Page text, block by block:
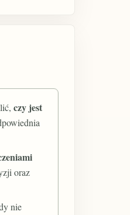
czy jest
oraz
nie